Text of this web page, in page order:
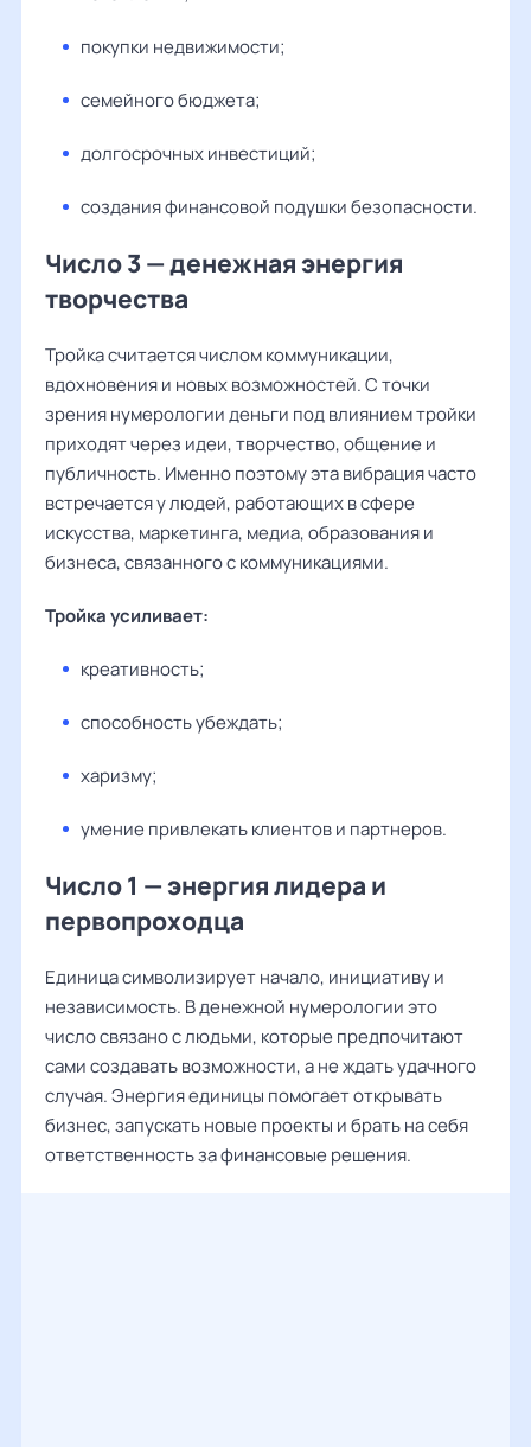
покупки недвижимости;
семейного бюджета;
долгосрочных инвестиций;
создания финансовой подушки безопасности.
Число 3 — денежная энергия
творчества
Тройка считается числом коммуникации,
вдохновения и новых возможностей. С точки
зрения нумерологии деньги под влиянием тройки
приходят через идеи, творчество, общение и
публичность. Именно поэтому эта вибрация часто
встречается у людей, работающих в сфере
искусства, маркетинга, медиа, образования и
бизнеса, связанного с коммуникациями.
Тройка усиливает:
креативность;
способность убеждать;
харизму;
умение привлекать клиентов и партнеров.
Число 1 — энергия лидера и
первопроходца
Единица символизирует начало, инициативу и
независимость. В денежной нумерологии это
число связано с людьми, которые предпочитают
сами создавать возможности, а не ждать удачного
случая. Энергия единицы помогает открывать
бизнес, запускать новые проекты и брать на себя
ответственность за финансовые решения.